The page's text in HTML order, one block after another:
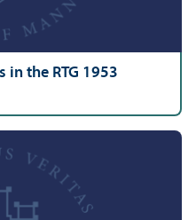
in the RTG 1953